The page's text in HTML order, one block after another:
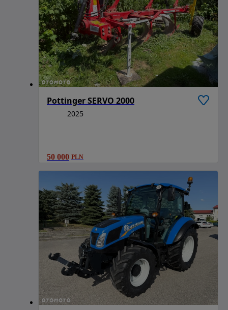
Pottinger SERVO 2000
2025
50 000 PLN